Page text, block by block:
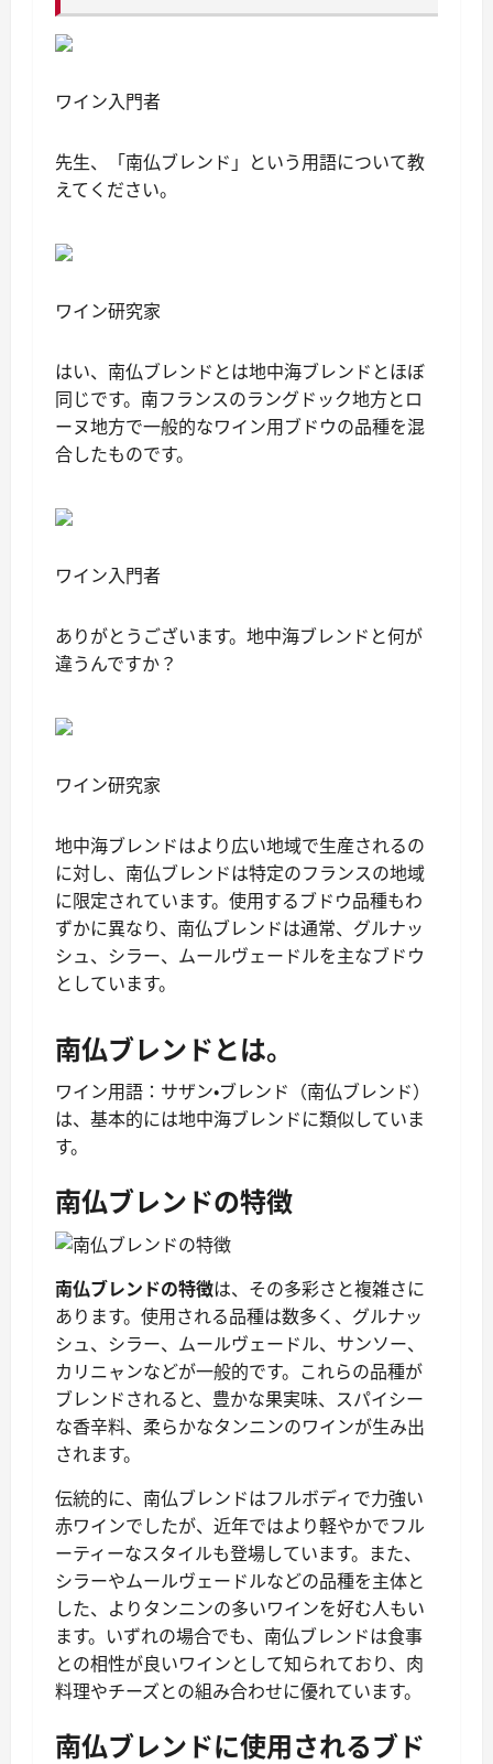
ワイン入門者
先生、「南仏ブレンド」という用語について教
えてください。
ワイン研究家
はい、南仏ブレンドとは地中海ブレンドとほぼ
同じです。南フランスのラングドック地方とロ
ーヌ地方で一般的なワイン用ブドウの品種を混
合したものです。
ワイン入門者
ありがとうございます。地中海ブレンドと何が
違うんですか？
ワイン研究家
地中海ブレンドはより広い地域で生産されるの
に対し、南仏ブレンドは特定のフランスの地域
に限定されています。使用するブドウ品種もわ
ずかに異なり、南仏ブレンドは通常、グルナッ
シュ、シラー、ムールヴェードルを主なブドウ
としています。
南仏ブレンドとは。
ワイン用語：サザン・ブレンド（南仏ブレンド）
は、基本的には地中海ブレンドに類似していま
す。
南仏ブレンドの特徴
南仏ブレンドの特徴は、その多彩さと複雑さに
あります。使用される品種は数多く、グルナッ
シュ、シラー、ムールヴェードル、サンソー、
カリニャンなどが一般的です。これらの品種が
ブレンドされると、豊かな果実味、スパイシー
な香辛料、柔らかなタンニンのワインが生み出
されます。
伝統的に、南仏ブレンドはフルボディで力強い
赤ワインでしたが、近年ではより軽やかでフル
ーティーなスタイルも登場しています。また、
シラーやムールヴェードルなどの品種を主体と
した、よりタンニンの多いワインを好む人もい
ます。いずれの場合でも、南仏ブレンドは食事
との相性が良いワインとして知られており、肉
料理やチーズとの組み合わせに優れています。
南仏ブレンドに使用されるブド